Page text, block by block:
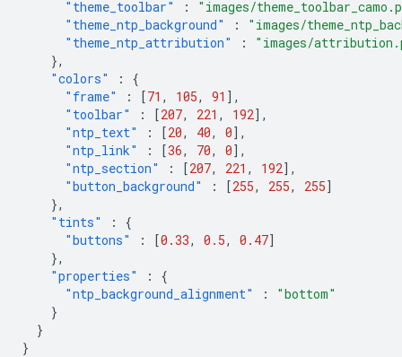
"theme_toolbar" :
"images/
"theme_ntp_background"
:
"images/
"theme_ntp_attribution"
:
"images/
},
"colors"
:
{
"frame"
: [71 , 105, 91 ],
"toolbar"
: [207, 221 , 192],
"ntp_text"
: [20, 40, 0],
"ntp_link"
: [36, 70, 0],
"ntp_section"
: [207, 221 , 192],
"button_background"
: [255, 255, 255]
},
"tints"
:
{
"buttons"
: [0.33, 0.5, 0.47]
},
"properties"
:
{
"ntp_background_alignment"
:
"bottom"
}
}
}